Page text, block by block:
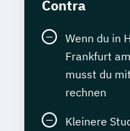
Contra
Wenn du in
Frankfurt
musst du
rechnen
Kleinere